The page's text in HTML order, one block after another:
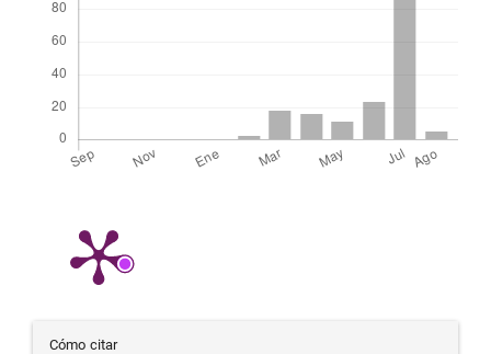
Cómo citar